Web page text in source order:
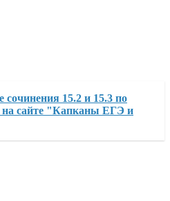
сочинения 15.2 и 15.3 по
сайте "Капканы ЕГЭ и